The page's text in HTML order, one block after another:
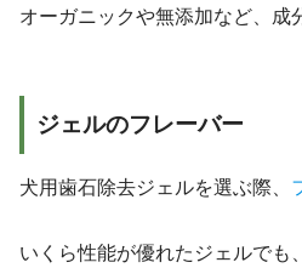
オーガニックや無添加など、成
ジェルのフレーバー
犬用歯石除去ジェルを選ぶ際、
いくら性能が優れたジェルでも、